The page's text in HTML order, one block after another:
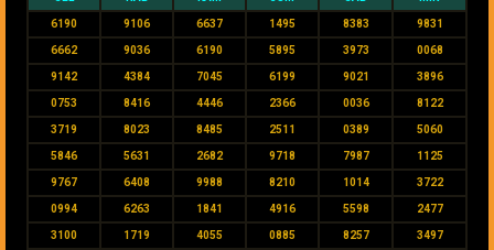
6190 9106 6637 1495 8383 9831
6662 9036 6190 5895 3973 0068
9142 4384 7045 6199 9021 3896
0753 8416 4446 2366 0036 8122
3719 8023 8485 2511 0389 5060
5846 5631 2682 9718 7987 1125
9767 6408 9988 8210 1014 3722
0994 6263 1841 4916 5598 2477
3100 1719 4055 0885 8257 3497